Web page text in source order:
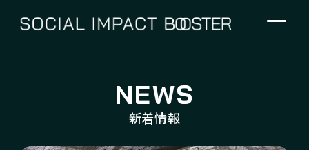
NEWS
新着情報